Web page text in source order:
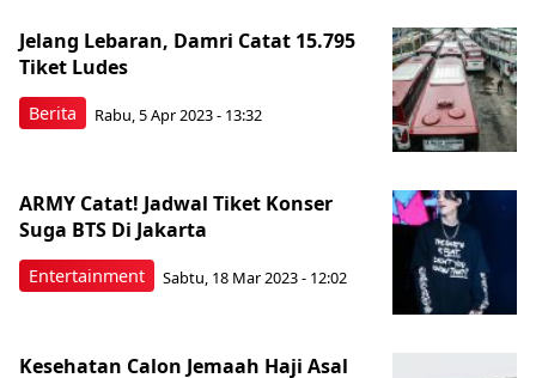
Berita
Jelang Lebaran, Damri Catat 15.795
Tiket Ludes
Rabu, 5 Apr 2023 - 13:32
Entertainment
ARMY Catat! Jadwal Tiket Konser
Suga BTS Di Jakarta
Sabtu, 18 Mar 2023 - 12:02
Kesehatan Calon Jemaah Haji Asal